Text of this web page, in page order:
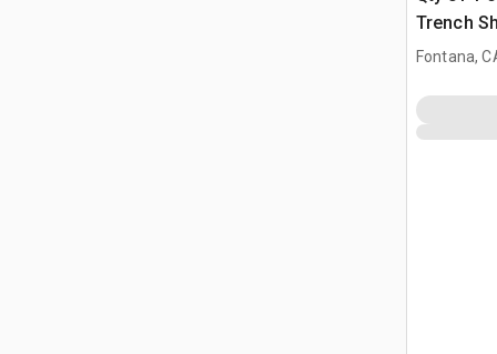
Trench
Fontana,